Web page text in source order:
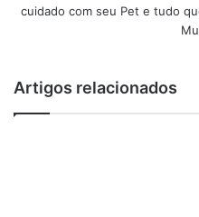
O relator afirmou que não
privilégio em detrimento dos
cuidado com seu Pet e tudo
Artigos relacionados